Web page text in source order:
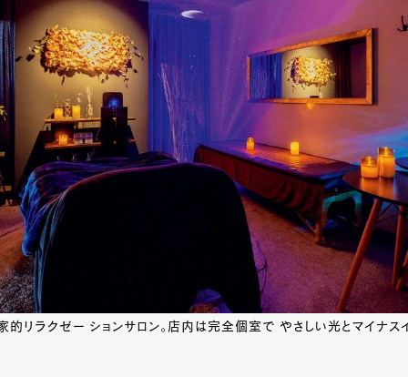
リラクゼー ションサロン。店内は完全個室で やさしい光とマイナス